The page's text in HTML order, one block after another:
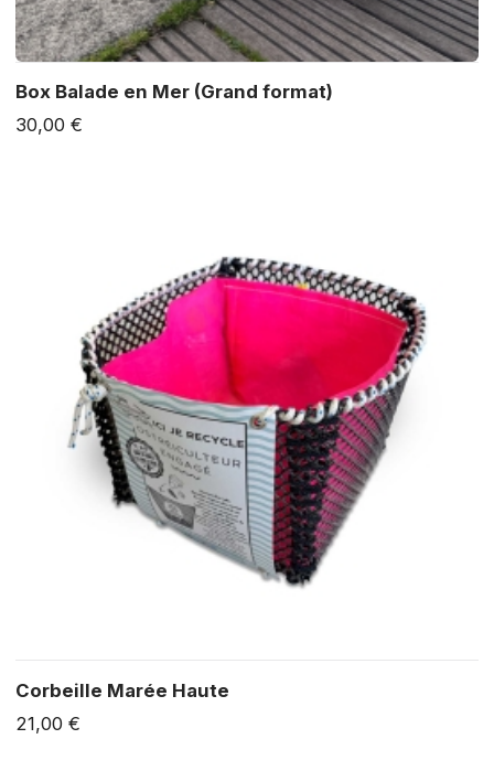
Box Balade en Mer (Grand format)
30,00 €
Corbeille Marée Haute
21,00 €